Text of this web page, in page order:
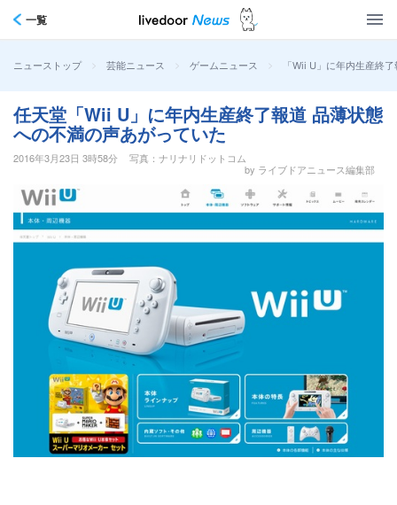
一覧
ニューストップ > 芸能ニュース > ゲームニュース > 「Wii U」に年内生産終
任天堂「Wii U」に年内生産終了報道 品薄状態
への不満の声あがっていた
2016年3月23日 3時58分
写真：ナリナリドットコム
by ライブドアニュース編集部